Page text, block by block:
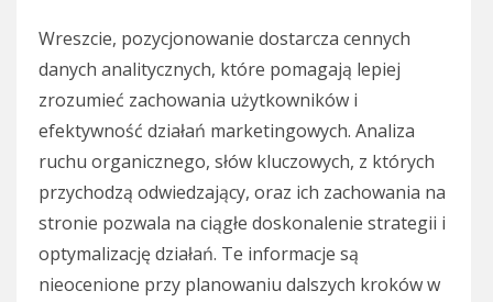
Wreszcie, pozycjonowanie dostarcza cennych
danych analitycznych, które pomagają lepiej
zrozumieć zachowania użytkowników i
efektywność działań marketingowych. Analiza
ruchu organicznego, słów kluczowych, z których
przychodzą odwiedzający, oraz ich zachowania na
stronie pozwala na ciągłe doskonalenie strategii i
optymalizację działań. Te informacje są
nieocenione przy planowaniu dalszych kroków w